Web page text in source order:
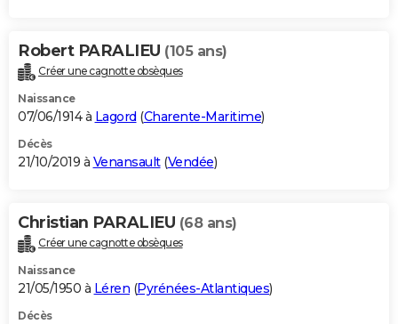
Robert PARALIEU (105 ans)
Créer une cagnotte obsèques
Naissance
07/06/1914 à Lagord (Charente-Maritime)
Décès
21/10/2019 à Venansault(Vendée)
Christian PARALIEU (68 ans)
Créer une cagnotte obsèques
Naissance
21/05/1950 à Léren (Pyrénées-Atlantiques)
Décès